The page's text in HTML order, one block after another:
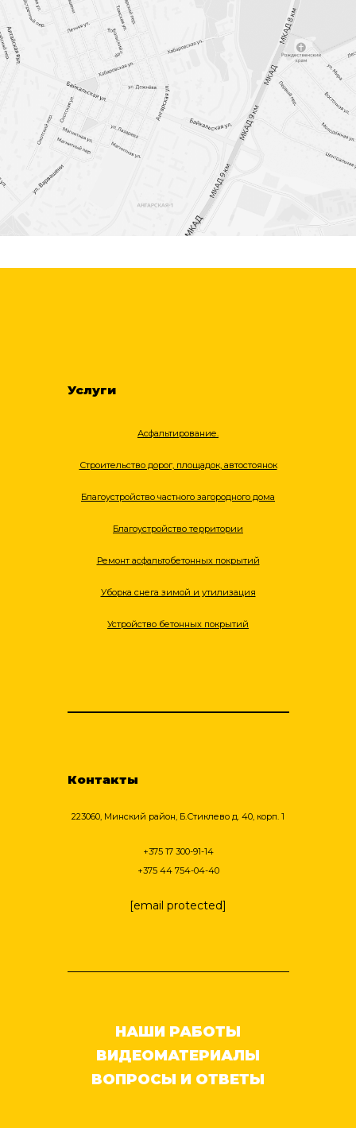
Услуги
Асфальтирование.
Строительство дорог, площадок, автостоянок
Благоустройство частного загородного дома
Благоустройство территории
Ремонт асфальтобетонных покрытий
Уборка снега зимой и утилизация
Устройство бетонных покрытий
Контакты
223060, Минский район, Б.Стиклево д. 40, корп. 1
+375 17 300-91-14
+375 44 754-04-40
[email protected]
НАШИ РАБОТЫ
ВИДЕОМАТЕРИАЛЫ
ВОПРОСЫ И ОТВЕТЫ